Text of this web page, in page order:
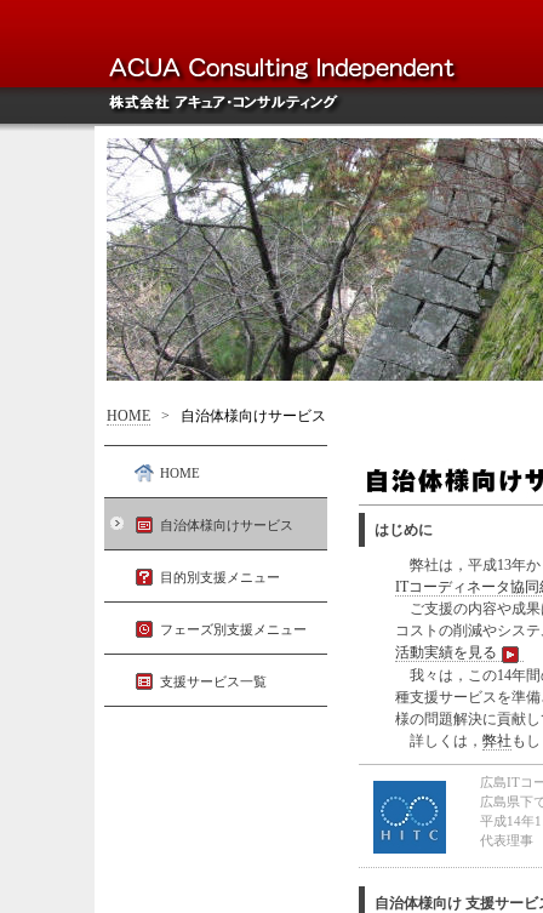
HOME > 自治体様向けサービス
はじめに
弊社は，平成13年か
ITコーディネータ協同
ご支援の内容や成果
コストの削減やシス
活動実績を見る
我々は，この14年間
種支援サービスを準
様の問題解決に貢献
詳しくは， 弊社 も
広島ITコ
広島県下
平成14年
代表理事
自治体様向け 支援サービ
HOME
自治体様向けサービス
目的別支援メニュー
フェーズ別支援メニュー
支援サービス一覧